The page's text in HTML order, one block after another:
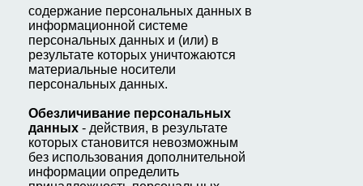
содержание персональных данных в
информационной системе
персональных данных и (или) в
результате которых уничтожаются
материальные носители
персональных данных.
Обезличивание персональных
данных - действия, в результате
которых становится невозможным
без использования дополнительной
информации определить